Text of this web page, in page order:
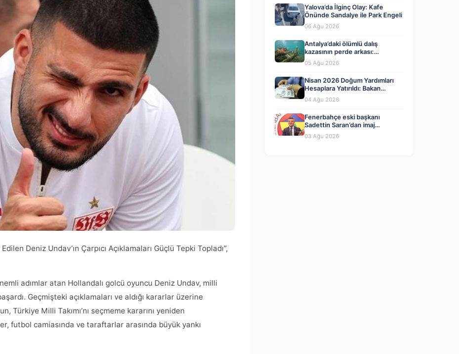
Deniz Undav’ın Çarpıcı Açıklamaları Güçlü Tepki Topladı”,
adımlar atan Hollandalı golcü oyuncu Deniz Undav, milli
Geçmişteki açıklamaları ve aldığı kararlar üzerine
Türkiye Milli Takımı’nı seçmeme kararını yeniden
futbol camiasında ve taraftarlar arasında büyük yankı
Yalova’da İlginç Olay: Kafe
Önünde Sandalye ile Park Engeli
06 Ağu 2026
Antalya’daki ölümlü dalış
kazasının perde arkası:
Organizatörler ve yasal ihlaller
tartışılıyor
05 Ağu 2026
Nisan 2026 Doğum Yardımları
Hesaplara Yatırıldı: Bakan
Göktaş’tan Önemli Açıklama
04 Ağu 2026
Fenerbahçe eski başkanı
Sadettin Saran’dan imaj
değişikliği! İşte yeni tarzı…
03 Ağu 2026